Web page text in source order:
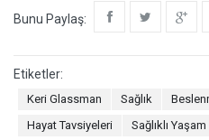
Bunu Paylaş:
Etiketler:
Keri Glassman Sağlık
Hayat Tavsiyeleri
Sağlıklı Yaşam